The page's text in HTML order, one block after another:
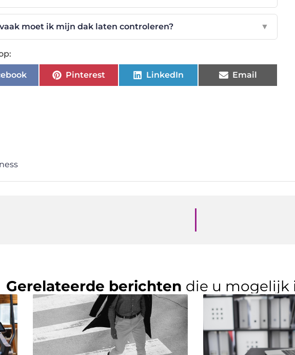
moet ik mijn dak laten controleren? ▼
Pinterest LinkedIn Email
Gerelateerde berichten die u mogelijk